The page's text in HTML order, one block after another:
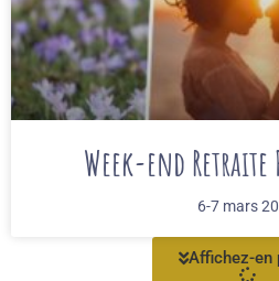
Week-end Retraite
6-7 mars
Affichez-en